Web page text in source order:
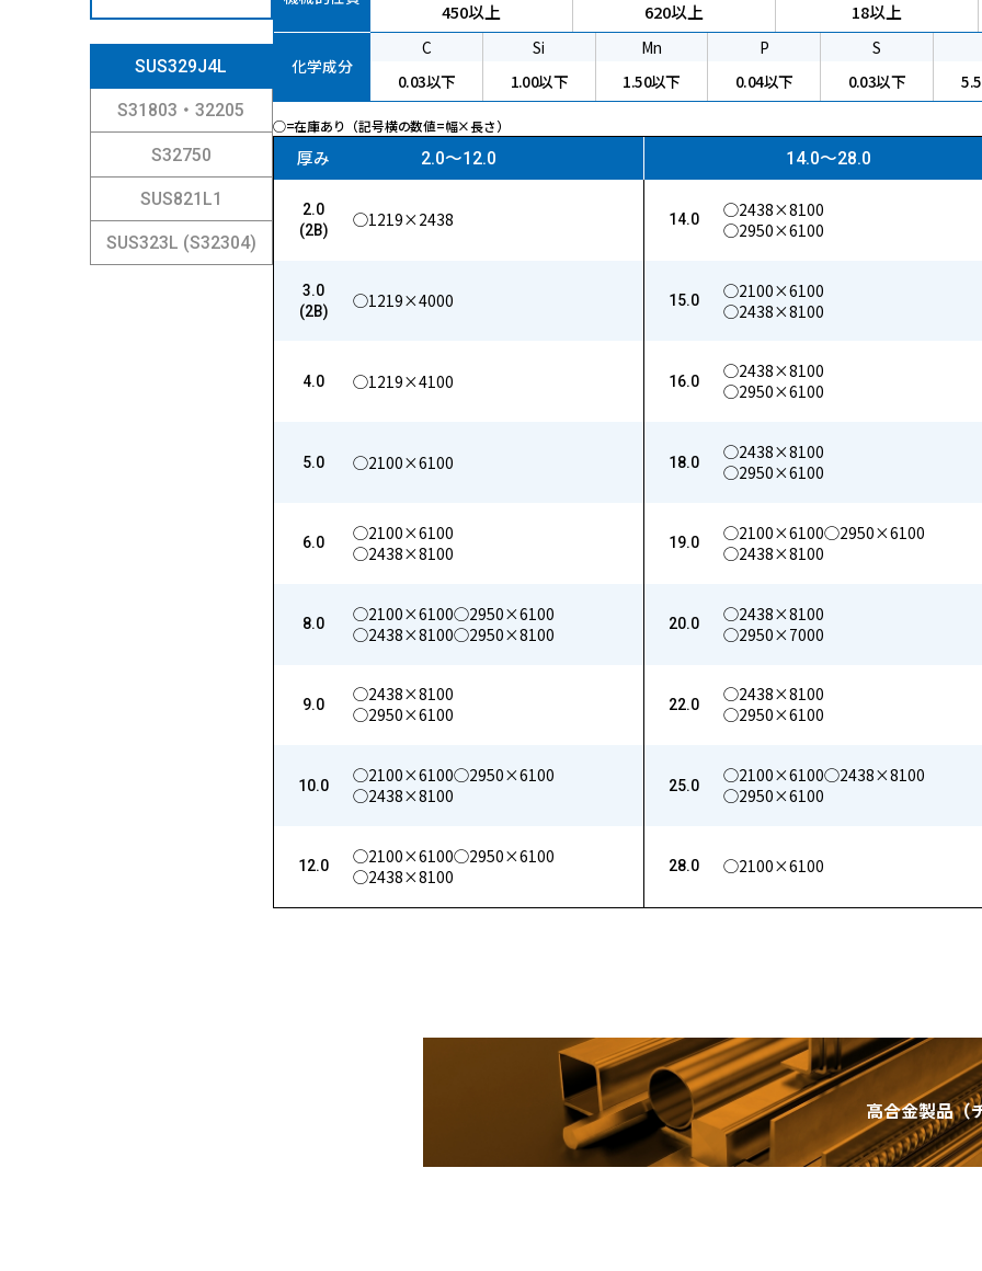
SUS329J4L
S31803・32205
S32750
SUS821L1
SUS323L (S32304)
450以上 620以上 18以上
化学成分
C
0.03以下
Si
1.00以下
Mn
1.50以下
P
0.04以下
S
0.03以下
◯=在庫あり（記号横の数値=幅×長さ）
厚み 2.0〜12.0
2.0
(2B)
◯1219×2438
3.0
(2B)
◯1219×4000
4.0 ◯1219×4100
5.0 ◯2100×6100
6.0
◯2100×6100
◯2438×8100
8.0
◯2100×6100
◯2438×8100
◯2950×6100
◯2950×8100
9.0
◯2438×8100
◯2950×6100
10.0
◯2100×6100
◯2438×8100
◯2950×6100
12.0
◯2100×6100
◯2438×8100
◯2950×6100
14.0〜28.0
14.0
◯2438×8100
◯2950×6100
15.0
◯2100×6100
◯2438×8100
16.0
◯2438×8100
◯2950×6100
18.0
◯2438×8100
◯2950×6100
19.0
◯2100×6100
◯2438×8100
◯2950×6100
20.0
◯2438×8100
◯2950×7000
22.0
◯2438×8100
◯2950×6100
25.0
◯2100×6100
◯2950×6100
◯2438×8100
28.0 ◯2100×6100
高合金製品（